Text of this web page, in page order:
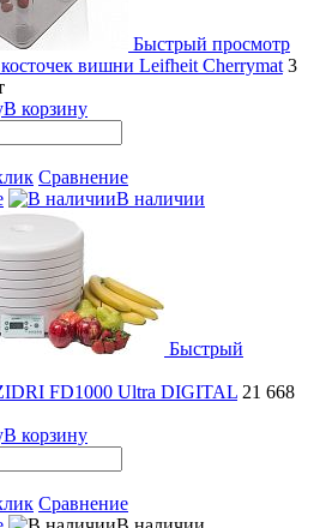
Быстрый просмотр
вишни Leifheit Cherrymat 3
В корзину
Сравнение
В наличии
Быстрый
FD1000 Ultra DIGITAL 21 668
В корзину
Сравнение